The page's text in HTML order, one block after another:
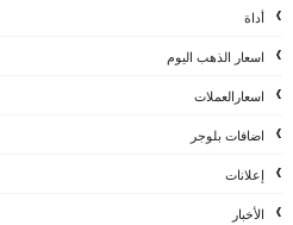
أداة
اسعار الذهب اليوم
اسعارالعملات
اضافات بلوجر
إعلانات
الأخبار